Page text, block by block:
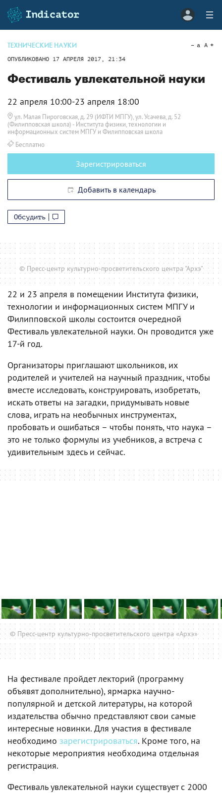
ТЕХНИЧЕСКИЕ НАУКИ
ОПУБЛИКОВАНО 17 АПРЕЛЯ 2017, 21:34
a A
Фестиваль увлекательной науки
22 апреля 10:00-23 апреля 18:00
ул. Малая Пироговская, д. 29 (ИФТИ МПГУ), ул. Усачева, д. 52
(Филипповская школа) - Института физики, технологии и
информационных систем МПГУ и Филипповская школа
Бесплатно
Зарегистрироваться
Добавить в календарь
Обсудить
© Пресс-центр культурно-просветительского центра "Архэ"
22 и 23 апреля в помещении Института физики,
технологии и информационных систем МПГУ и
Филипповской школы состоится очередной
Фестиваль увлекательной науки. Он проводится уже
17-й год.
Организаторы приглашают школьников, их
родителей и учителей на научный праздник, чтобы
вместе исследовать, конструировать, изобретать,
искать ответы на загадки, придумывать новые
слова, играть на необычных инструментах,
пробовать и ошибаться – чтобы понять, что наука –
это не только формулы из учебников, а встреча с
удивительным здесь и сейчас.
© Пресс-центр культурно-просветительского центра «Архэ»
На фестивале пройдет лекторий (программу
объявят дополнительно), ярмарка научно-
популярной и детской литературы, на которой
издательства обычно представляют свои самые
интересные новинки. Для участия в фестивале
необходимо зарегистрироваться. Кроме того, на
некоторые мероприятия необходима отдельная
регистрация.
Фестиваль увлекательной науки существует с 2000